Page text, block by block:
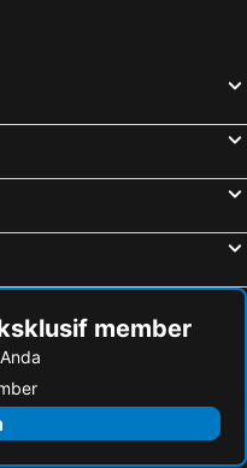
member